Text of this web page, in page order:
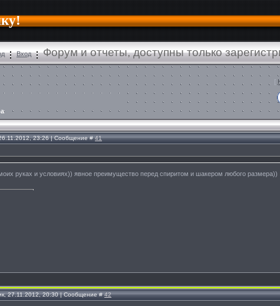
Вход Форум и отчеты, доступны только
[
23:26 | Сообщение #41
руках и условиях)) явное преимущество перед спиритом и шакером любого размера))
27.11.2012, 20:30 | Сообщение #42